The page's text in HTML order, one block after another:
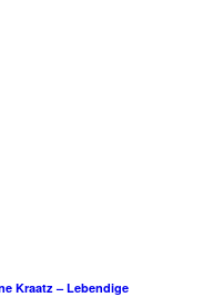
Kraatz – Lebendige